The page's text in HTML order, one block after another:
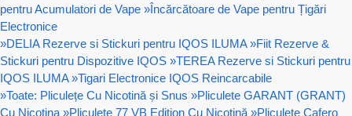
pentru Acumulatori de Vape »Încărcătoare de Vape pentru Țigări
Electronice
»DELIA Rezerve si Stickuri pentru IQOS ILUMA »Fiit Rezerve &
Stickuri pentru Dispozitive IQOS »TEREA Rezerve si Stickuri pentru
IQOS ILUMA »Tigari Electronice IQOS Reincarcabile
»Toate: Pliculețe Cu Nicotină și Snus »Pliculete GARANT (GRANT)
Cu Nicotina »Pliculețe 77 VB Edition Cu Nicotină »Pliculețe Cafero